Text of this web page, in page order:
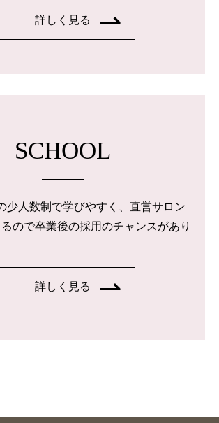
詳しく見る
SCHOOL
少人数制で学びやすく、直営サロン
ので卒業後の採用のチャンスがあり
詳しく見る